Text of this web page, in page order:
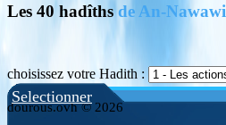
Les 40 hadîths de An-Nawawi
choisissez votre Hadith :
Selectionner
dourous.ovh © 2026